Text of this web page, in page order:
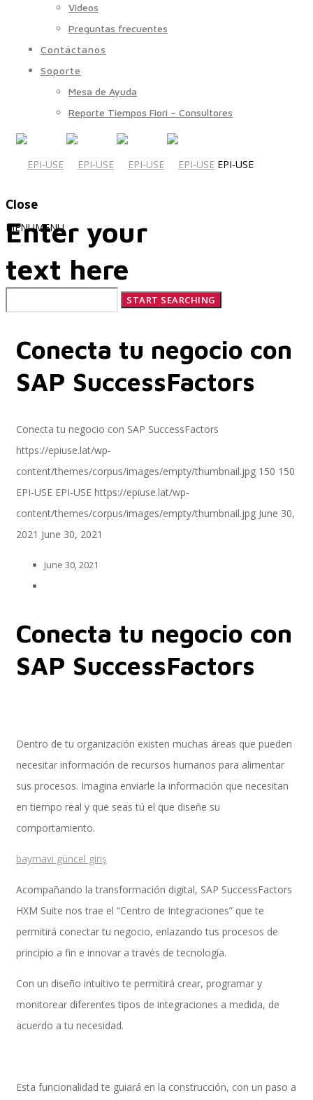
Videos
Preguntas frecuentes
Contáctanos
Soporte
Mesa de Ayuda
Reporte Tiempos Fiori – Consultores
EPI-USE
MENUMENU
Servicios
Servicios y productos cloud
SAP S/4 HANA
Implementación SAP SuccessFactors
Implementación Nómina Cloud Sap
SAP SuccessFactors Employee Central
Implementación Employee Central Payroll
Learning and Development
Performance and Goals
Close
Enter your
text here
Conecta tu negocio con
SAP SuccessFactors
Conecta tu negocio con SAP SuccessFactors
https://epiuse.lat/wp-
content/themes/corpus/images/empty/thumbnail.jpg 150 150
EPI-USE EPI-USE https://epiuse.lat/wp-
content/themes/corpus/images/empty/thumbnail.jpg June 30,
2021 June 30, 2021
June 30, 2021
Conecta tu negocio con
SAP SuccessFactors
Dentro de tu organización existen muchas áreas que pueden
necesitar información de recursos humanos para alimentar
sus procesos. Imagina enviarle la información que necesitan
en tiempo real y que seas tú el que diseñe su
comportamiento.
baymavi güncel giriş
Acompañando la transformación digital, SAP SuccessFactors
HXM Suite nos trae el “Centro de Integraciones” que te
permitirá conectar tu negocio, enlazando tus procesos de
principio a fin e innovar a través de tecnología.
Con un diseño intuitivo te permitirá crear, programar y
monitorear diferentes tipos de integraciones a medida, de
acuerdo a tu necesidad.
Esta funcionalidad te guiará en la construcción, con un paso a